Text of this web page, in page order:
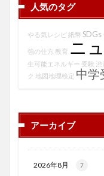
人気のタグ
やる気レシピ 紙幣 SDGs
強の仕方 教育 ニ
生可能エネルギー 受験 渋
ク 地図地理検定 中学
アーカイブ
2026年8月 7